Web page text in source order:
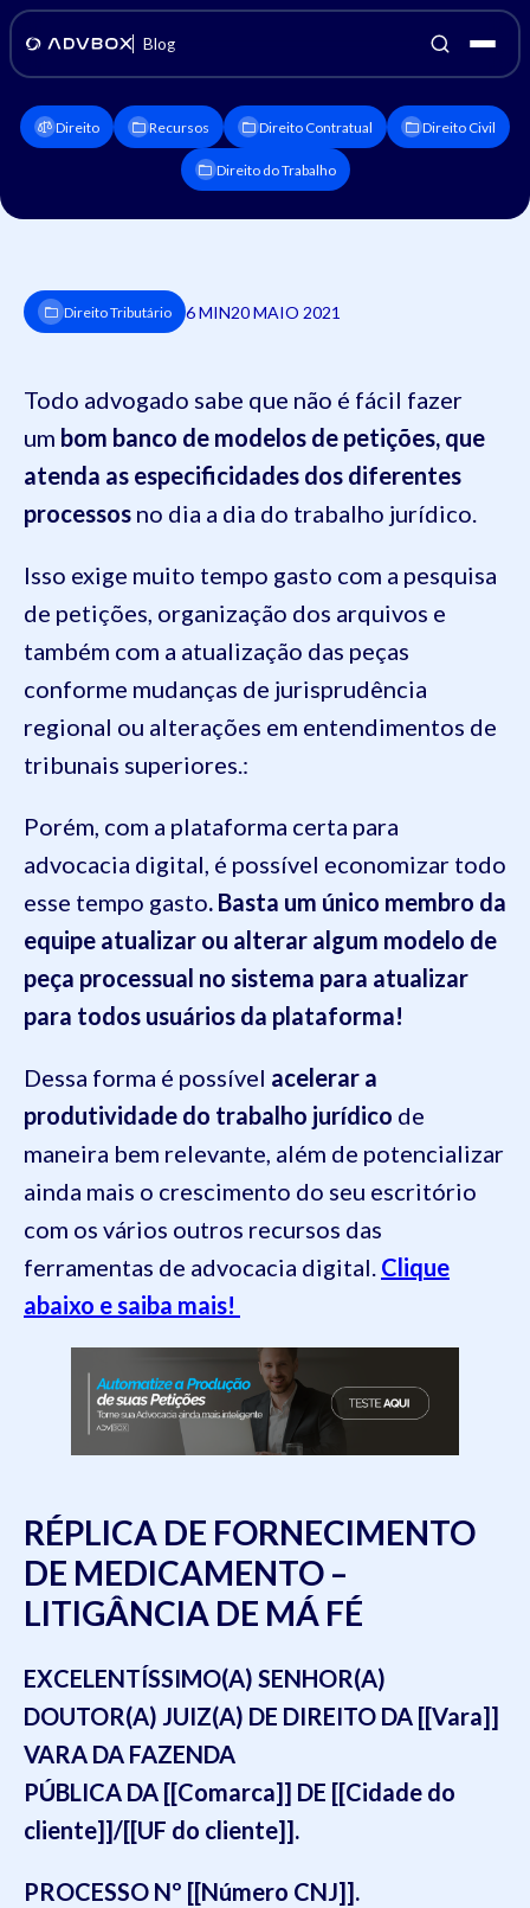
Blog
Direito Recursos Direito Contratual Direito Civil
Direito do Trabalho
Direito Tributário 6 MIN20 MAIO 2021
Todo advogado sabe que não é fácil fazer
um bom banco de modelos de petições, que
atenda as especificidades dos diferentes
processos no dia a dia do trabalho jurídico.
Isso exige muito tempo gasto com a pesquisa
de petições, organização dos arquivos e
também com a atualização das peças
conforme mudanças de jurisprudência
regional ou alterações em entendimentos de
tribunais superiores.:
Porém, com a plataforma certa para
advocacia digital, é possível economizar todo
esse tempo gasto. Basta um único membro da
equipe atualizar ou alterar algum modelo de
peça processual no sistema para atualizar
para todos usuários da plataforma!
Dessa forma é possível acelerar a
produtividade do trabalho jurídico de
maneira bem relevante, além de potencializar
ainda mais o crescimento do seu escritório
com os vários outros recursos das
ferramentas de advocacia digital. Clique
abaixo e saiba mais!
RÉPLICA DE FORNECIMENTO
DE MEDICAMENTO –
LITIGÂNCIA DE MÁ FÉ
EXCELENTÍSSIMO(A) SENHOR(A)
DOUTOR(A) JUIZ(A) DE DIREITO DA [[Vara]]
VARA DA FAZENDA
PÚBLICA DA [[Comarca]] DE [[Cidade do
cliente]]/[[UF do cliente]].
PROCESSO Nº [[Número CNJ]].